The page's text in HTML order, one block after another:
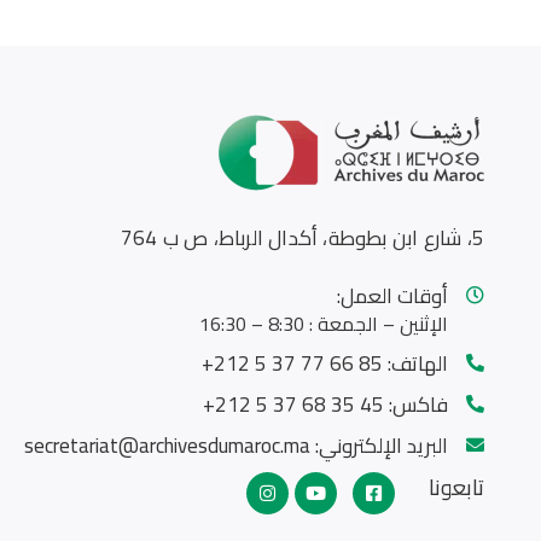
5، شارع ابن بطوطة، أكدال الرباط، ص ب 764
أوقات العمل:
الإثنين – الجمعة : 8:30 – 16:30
الهاتف:85 66 77 37 5 212+
فاكس:45 35 68 37 5 212+
البريد الإلكتروني:secretariat@archivesdumaroc.ma
تابعونا